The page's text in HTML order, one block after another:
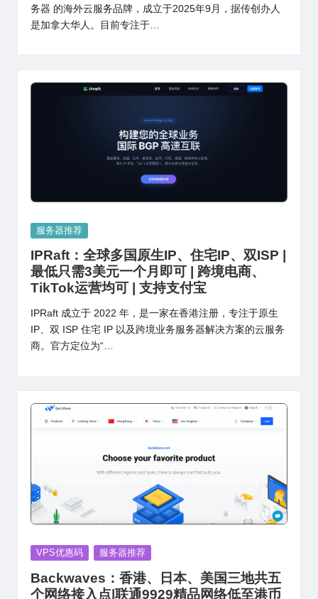
务器 的海外云服务品牌，成立于2025年9月，据传创办人
是加拿大华人。目前专注于…
Posted
服务器推荐
IPRaft：全球多国原生IP、住宅IP、双ISP |
最低只需3美元一个月即可 | 跨境电商、
TikTok运营均可 | 支持支付宝
IPRaft 成立于 2022 年，是一家在香港注册，专注于原生
IP、双 ISP 住宅 IP 以及跨境业务服务器解决方案的云服务
商。官方定位为“…
Posted
VPS优惠码 服务器推荐
Backwaves：香港、日本、美国三地共五
个网络接入点|联通9929精品网络低至港币